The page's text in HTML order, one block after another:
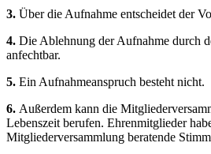
3. Über die Aufnahme entscheidet der
4. Die Ablehnung der Aufnahme durch
anfechtbar.
5. Ein Aufnahmeanspruch besteht nicht.
6. Außerdem kann die
Lebenszeit berufen. Ehrenmitglieder
Mitgliederversammlung beratende